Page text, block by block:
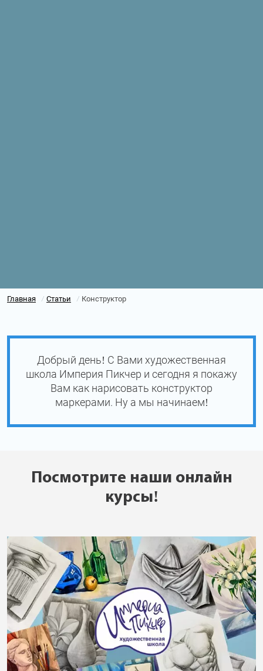
Главная / Статьи / Конструктор
Добрый день! С Вами художественная
школа Империя Пикчер и сегодня я покажу
Вам как нарисовать конструктор
маркерами. Ну а мы начинаем!
Посмотрите наши онлайн
курсы!